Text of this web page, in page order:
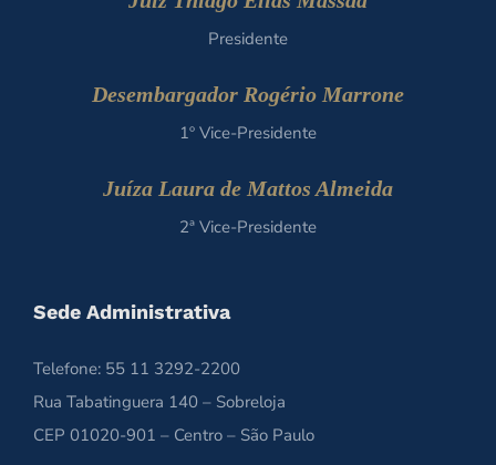
Presidente
Desembargador Rogério Marrone
1º Vice-Presidente
Juíza Laura de Mattos Almeida
2ª Vice-Presidente
Sede Administrativa
Telefone: 55 11 3292-2200
Rua Tabatinguera 140 – Sobreloja
CEP 01020-901 – Centro – São Paulo